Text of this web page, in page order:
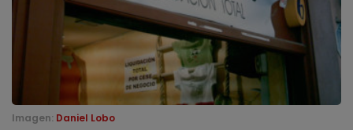
Imagen: Daniel Lobo